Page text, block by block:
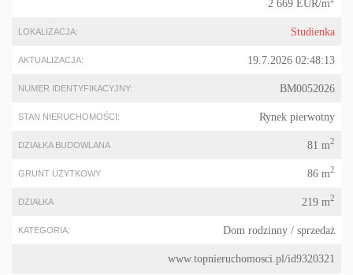
2 669 EUR/m
LOKALIZACJA: Studienka
AKTUALIZACJA: 19.7.2026 02:48:13
NUMER IDENTYFIKACYJNY: BM0052026
STAN NIERUCHOMOŚCI: Rynek pierwotny
DZIAŁKA BUDOWLANA 81 m2
GRUNT UŻYTKOWY 86 m2
DZIAŁKA 219 m2
KATEGORIA: Dom rodzinny / sprzedaż
www.topnieruchomosci.pl/id9320321